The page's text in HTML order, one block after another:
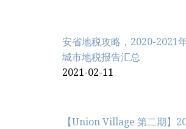
安省地税攻略，2020-2021
城市地税报告汇总
2021-02-11
【Union Village 第二期】